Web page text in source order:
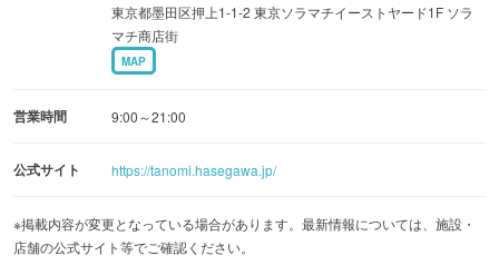
東京都墨田区押上1-1-2 東京ソラマチイーストヤード1F ソラ
マチ商店街
MAP
営業時間 9:00～21:00
公式サイト https://tanomi.hasegawa.jp/
※掲載内容が変更となっている場合があります。最新情報については、施設・
店舗の公式サイト等でご確認ください。